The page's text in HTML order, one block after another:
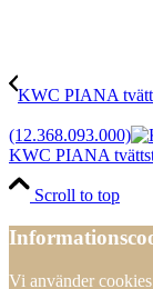
KWC PIANA
(12.368.093.000)
KWC PIANA
Scroll to top
Vi använder